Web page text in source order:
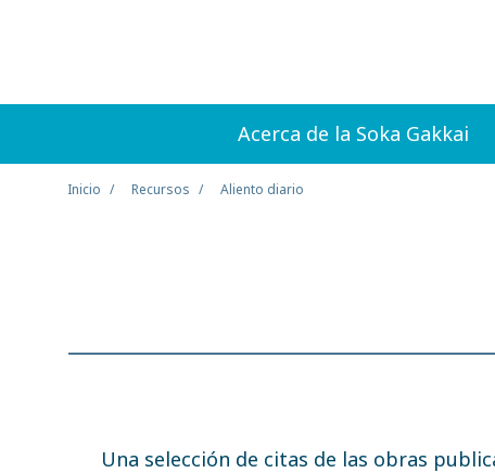
Acerca de la Soka Gakkai
Inicio Recursos Aliento diario
Una selección de citas de las obras